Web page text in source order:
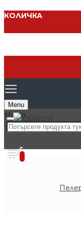
КОЛИЧКА
Menu
0